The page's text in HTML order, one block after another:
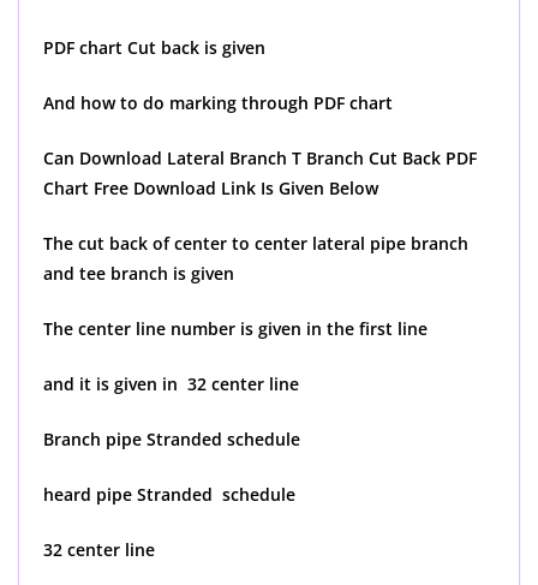
PDF chart Cut back is given
And how to do marking through PDF chart
Can Download Lateral Branch T Branch Cut Back PDF
Chart Free Download Link Is Given Below
The cut back of center to center lateral pipe branch
and tee branch is given
The center line number is given in the first line
and it is given in 32 center line
Branch pipe Stranded schedule
heard pipe Stranded schedule
32 center line